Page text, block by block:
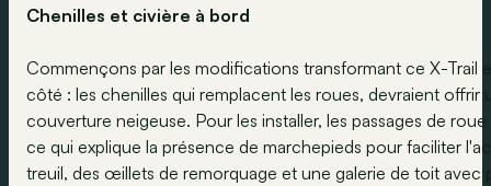
Chenilles et civière à bord
Commençons par les modifications transformant ce X-Trail
côté : les chenilles qui remplacent les roues, devraient
couverture neigeuse. Pour les installer, les passages de
ce qui explique la présence de marchepieds pour faciliter
treuil, des œillets de remorquage et une galerie de toit avec